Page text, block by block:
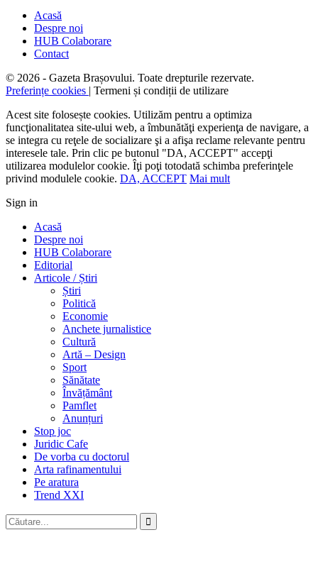
Acasă
Despre noi
HUB Colaborare
Contact
© 2026 - Gazeta Brașovului. Toate drepturile rezervate.
Preferințe cookies | Termeni și condiții de utilizare
Acest site folosește cookies. Utilizăm pentru a optimiza
funcţionalitatea site-ului web, a îmbunătăţi experienţa de navigare, a
se integra cu reţele de socializare şi a afişa reclame relevante pentru
interesele tale. Prin clic pe butonul "DA, ACCEPT" accepţi
utilizarea modulelor cookie. Îţi poţi totodată schimba preferinţele
privind modulele cookie. DA, ACCEPT Mai mult
Sign in
Acasă
Despre noi
HUB Colaborare
Editorial
Articole / Știri
Știri
Politică
Economie
Anchete jurnalistice
Cultură
Artă – Design
Sport
Sănătate
Învățământ
Pamflet
Anunțuri
Stop joc
Juridic Cafe
De vorba cu doctorul
Arta rafinamentului
Pe aratura
Trend XXI